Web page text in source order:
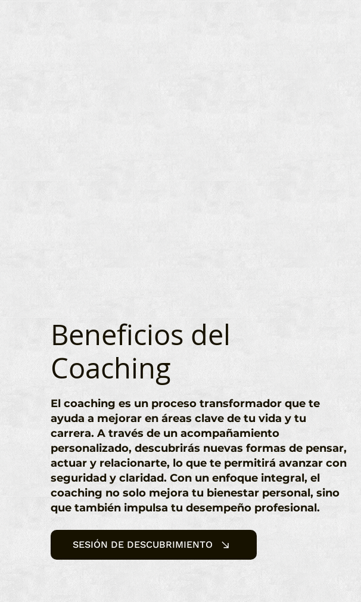
Beneficios del
Coaching
El coaching es un proceso transformador que te
ayuda a mejorar en áreas clave de tu vida y tu
carrera. A través de un acompañamiento
personalizado, descubrirás nuevas formas de pensar,
actuar y relacionarte, lo que te permitirá avanzar con
seguridad y claridad. Con un enfoque integral, el
coaching no solo mejora tu bienestar personal, sino
que también impulsa tu desempeño profesional.
SESIÓN DE DESCUBRIMIENTO